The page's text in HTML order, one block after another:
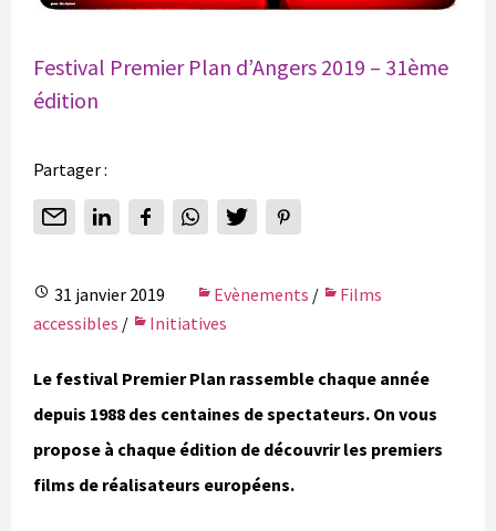
Festival Premier Plan d’Angers 2019 – 31ème
édition
Partager :
31 janvier 2019 Evènements /
Films
accessibles / Initiatives
Le festival Premier Plan rassemble chaque année
depuis 1988 des centaines de spectateurs. On vous
propose à chaque édition de découvrir les premiers
films de réalisateurs européens.